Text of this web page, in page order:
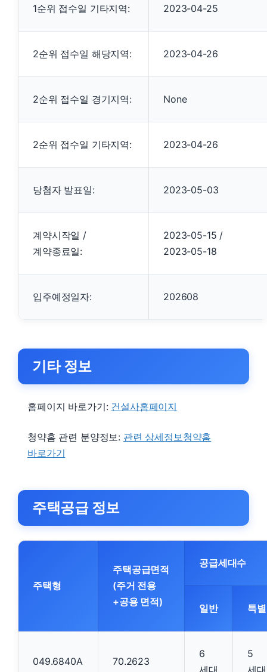
1순위 접수일 기타지역: 2023-04-25
2순위 접수일 해당지역: 2023-04-26
2순위 접수일 경기지역: None
2순위 접수일 기타지역: 2023-04-26
당첨자 발표일: 2023-05-03
계약시작일 /
계약종료일:
2023-05-15 /
2023-05-18
입주예정일자: 202608
기타 정보
홈페이지 바로가기: 건설사홈페이지
청약홈 관련 분양정보: 관련 상세정보청약홈
바로가기
주택공급 정보
주택형
주택공급면적
(주거 전용
+공용 면적)
공급세대수
일반 특별
049.6840A 70.2623
6
5